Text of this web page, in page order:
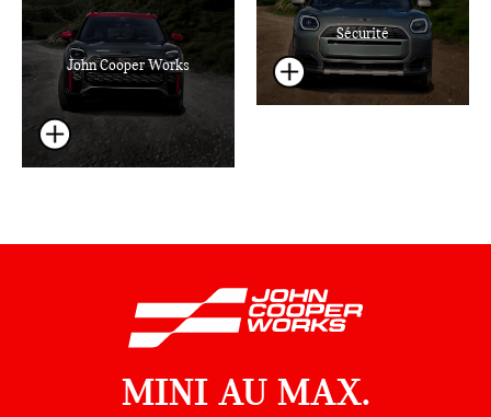
John Cooper Works
Sécurité
MINI AU MAX.